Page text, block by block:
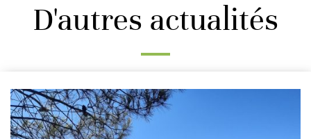
D'autres actualités